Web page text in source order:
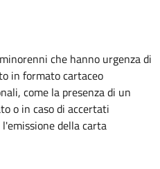
che hanno urgenza di
in formato cartaceo
come la presenza di un
o in caso di accertati
della carta